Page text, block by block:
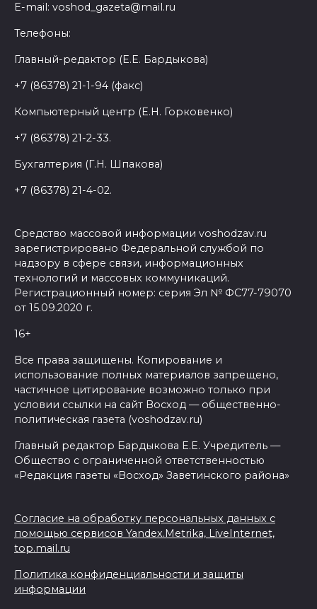
E-mail: voshod_gazeta@mail.ru
Телефоны:
Главный-редактор (Е.Е. Бардыкова)
+7 (86378) 21-1-94 (факс)
Компьютерный центр (Е.Н. Горковенко)
+7 (86378) 21-2-33.
Бухгалтерия (Г.Н. Шпакова)
+7 (86378) 21-4-02.
Средство массовой информации voshodzav.ru
зарегистрировано Федеральной службой по
надзору в сфере связи, информационных
технологий и массовых коммуникаций.
Регистрационный номер: серия Эл № ФС77-79070
от 15.09.2020 г.
16+
Все права защищены. Копирование и
использование полных материалов запрещено,
частичное цитирование возможно только при
условии ссылки на сайт Восход — общественно-
политическая газета (voshodzav.ru)
Главный редактор Бардыкова Е.Е. Учредитель —
Общество с ограниченной ответственностью
«Редакция газеты «Восход» Заветинского района»
Согласие на обработку персональных данных с
помощью сервисов Yandex.Metrika, LiveInternet,
top.mail.ru
Политика конфиденциальности и защиты
информации